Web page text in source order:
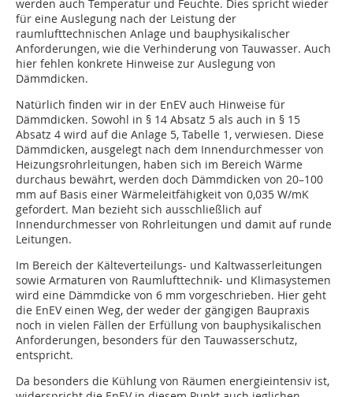
werden auch Temperatur und Feuchte. Dies spricht wieder
für eine Auslegung nach der Leistung der
raumlufttechnischen Anlage und bauphysikalischer
Anforderungen, wie die Verhinderung von Tauwasser. Auch
hier fehlen konkrete Hinweise zur Auslegung von
Dämmdicken.
Natürlich finden wir in der EnEV auch Hinweise für
Dämmdicken. Sowohl in § 14 Absatz 5 als auch in § 15
Absatz 4 wird auf die Anlage 5, Tabelle 1, verwiesen. Diese
Dämmdicken, ausgelegt nach dem Innendurchmesser von
Heizungsrohrleitungen, haben sich im Bereich Wärme
durchaus bewährt, werden doch Dämmdicken von 20–100
mm auf Basis einer Wärmeleitfähigkeit von 0,035 W/mK
gefordert. Man bezieht sich ausschließlich auf
Innendurchmesser von Rohrleitungen und damit auf runde
Leitungen.
Im Bereich der Kälteverteilungs- und Kaltwasserleitungen
sowie Armaturen von Raumlufttechnik- und Klimasystemen
wird eine Dämmdicke von 6 mm vorgeschrieben. Hier geht
die EnEV einen Weg, der weder der gängigen Baupraxis
noch in vielen Fällen der Erfüllung von bauphysikalischen
Anforderungen, besonders für den Tauwasserschutz,
entspricht.
Da besonders die Kühlung von Räumen energieintensiv ist,